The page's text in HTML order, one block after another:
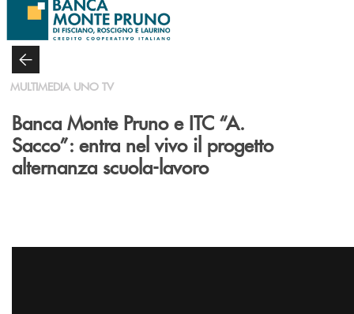
Salta al contenuto principale
MULTIMEDIA UNO TV
Banca Monte Pruno e ITC “A.
Sacco”: entra nel vivo il progetto
alternanza scuola-lavoro